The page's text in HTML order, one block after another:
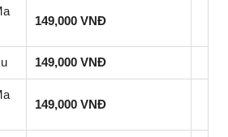
149,000 VNĐ
149,000 VNĐ
149,000 VNĐ